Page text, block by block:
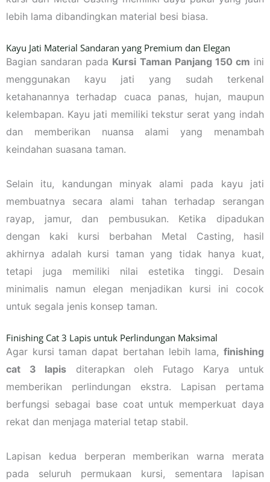
lebih lama dibandingkan material besi biasa.
Kayu Jati Material Sandaran yang Premium dan Elegan
Bagian sandaran pada Kursi Taman Panjang 150 cm ini
menggunakan kayu jati yang sudah terkenal
ketahanannya terhadap cuaca panas, hujan, maupun
kelembapan. Kayu jati memiliki tekstur serat yang indah
dan memberikan nuansa alami yang menambah
keindahan suasana taman.
Selain itu, kandungan minyak alami pada kayu jati
membuatnya secara alami tahan terhadap serangan
rayap, jamur, dan pembusukan. Ketika dipadukan
dengan kaki kursi berbahan Metal Casting, hasil
akhirnya adalah kursi taman yang tidak hanya kuat,
tetapi juga memiliki nilai estetika tinggi. Desain
minimalis namun elegan menjadikan kursi ini cocok
untuk segala jenis konsep taman.
Finishing Cat 3 Lapis untuk Perlindungan Maksimal
Agar kursi taman dapat bertahan lebih lama, finishing
cat 3 lapis diterapkan oleh Futago Karya untuk
memberikan perlindungan ekstra. Lapisan pertama
berfungsi sebagai base coat untuk memperkuat daya
rekat dan menjaga material tetap stabil.
Lapisan kedua berperan memberikan warna merata
pada seluruh permukaan kursi, sementara lapisan